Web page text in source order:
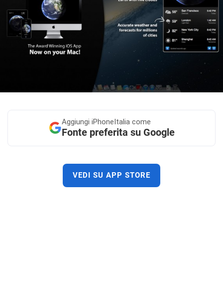
Aggiungi iPhoneItalia come
Fonte preferita su Google
VEDI SU APP STORE